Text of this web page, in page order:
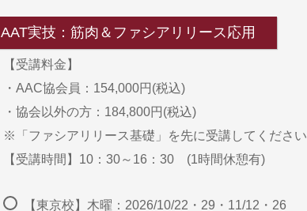
AAT実技：筋肉＆ファシアリリース応用
【受講料金】
・AAC協会員：154,000円(税込)
・協会以外の方：184,800円(税込)
※「ファシアリリース基礎」を先に受講してください
【受講時間】10：30～16：30 (1時間休憩有)
【東京校】木曜：2026/10/22・29・11/12・26